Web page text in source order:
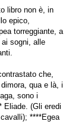
libro non è, in
epico,
torreggiante, a
sogni, alle
che,
qua e là, i
sono i
Eliade. (Gli eredi
****Egea